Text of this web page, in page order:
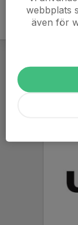
webbplats
även för